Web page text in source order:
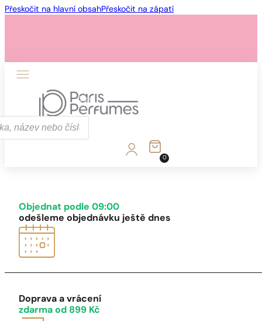
Přeskočit na hlavní obsahPřeskočit na zápatí
1 - 3 ks
0
Objednat podle 09:00
odešleme objednávku ještě dnes
Doprava a vrácení
zdarma od 899 Kč